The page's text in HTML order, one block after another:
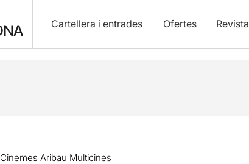
Cartellera i entrades Ofertes Revista
Cinemes Aribau Multicines